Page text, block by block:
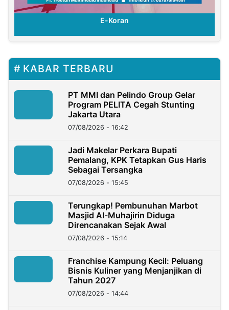
E-Koran
KABAR TERBARU
PT MMI dan Pelindo Group Gelar
Program PELITA Cegah Stunting
Jakarta Utara
07/08/2026 - 16:42
Jadi Makelar Perkara Bupati
Pemalang, KPK Tetapkan Gus Haris
Sebagai Tersangka
07/08/2026 - 15:45
Terungkap! Pembunuhan Marbot
Masjid Al-Muhajirin Diduga
Direncanakan Sejak Awal
07/08/2026 - 15:14
Franchise Kampung Kecil: Peluang
Bisnis Kuliner yang Menjanjikan di
Tahun 2027
07/08/2026 - 14:44